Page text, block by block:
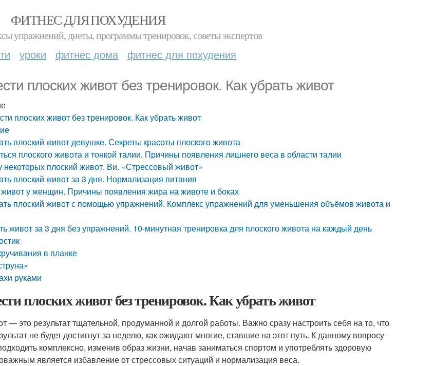
ФИТНЕС ДЛЯ ПОХУДЕНИЯ
упражнений, диеты, программы тренировок, советы экспертов
уроки фитнес дома фитнес для похудения
плоских живот без тренировок. Как убрать живот
плоских живот без тренировок. Как убрать живот
плоский живот девушке. Секреты красоты плоского живота
плоского живота и тонкой талии. Причины появления лишнего веса в области талии
некоторых плоский живот. Ви. «Стрессовый живот»
плоский живот за 3 дня. Нормализация питания
у женщин. Причины появления жира на животе и боках
плоский живот с помощью упражнений. Комплекс упражнений для уменьшения объёмов живота и
живот за 3 дня без упражнений. 10-минутная тренировка для плоского живота на каждый день
в планке
руками
плоских живот без тренировок. Как убрать живот
— это результат тщательной, продуманной и долгой работы. Важно сразу настроить себя на то, что
не будет достигнут за неделю, как ожидают многие, ставшие на этот путь. К данному вопросу
комплексно, изменив образ жизни, начав заниматься спортом и употреблять здоровую
является избавление от стрессовых ситуаций и нормализация веса.